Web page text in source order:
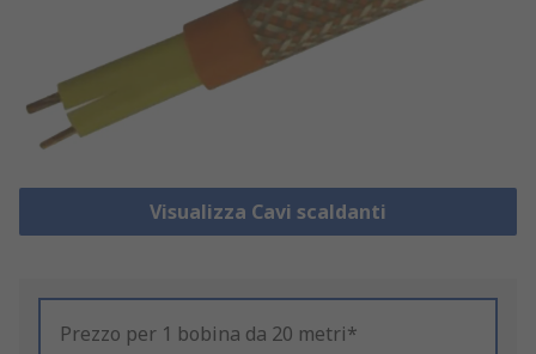
Visualizza Cavi scaldanti
Prezzo per 1 bobina da 20 metri*